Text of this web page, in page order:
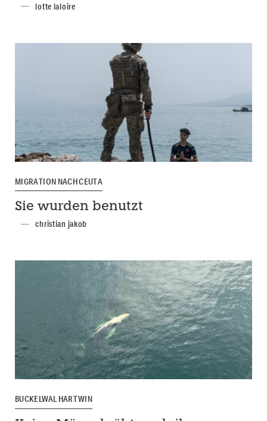
lotte laloire
MIGRATION NACH CEUTA
Sie wurden benutzt
christian jakob
BUCKELWAL HARTWIN